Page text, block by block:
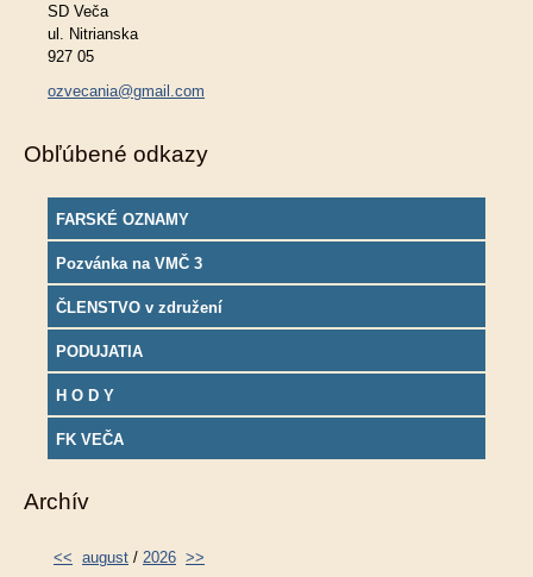
SD Veča
ul. Nitrianska
927 05
ozvecania@gmail.com
Obľúbené odkazy
FARSKÉ OZNAMY
Pozvánka na VMČ 3
ČLENSTVO v združení
PODUJATIA
H O D Y
FK VEČA
Archív
<< august / 2026 >>